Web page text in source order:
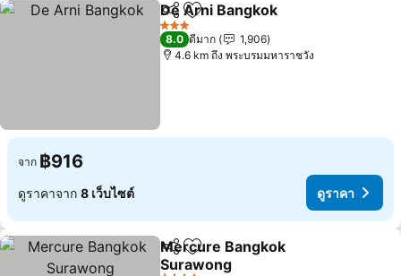
แชร์ เพิ่มในรายการโปรด
De Arni Bangkok
3 ดาว
8.0 ดีมาก
1,906
4.6 km ถึง พระบรมมหาราชวัง
จาก ฿916
ดูราคาจาก 8 เว็บไซต์ ดูราคา
แชร์ เพิ่มในรายการโปรด
Mercure Bangkok
Surawong